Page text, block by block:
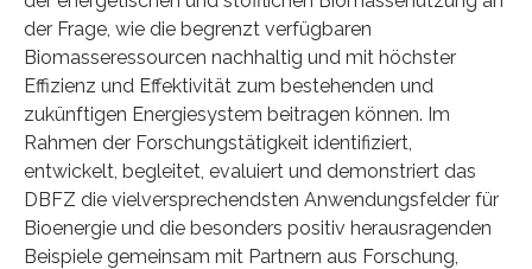
der Frage, wie die begrenzt verfügbaren
Biomasseressourcen nachhaltig und mit höchster
Effizienz und Effektivität zum bestehenden und
zukünftigen Energiesystem beitragen können. Im
Rahmen der Forschungstätigkeit identifiziert,
entwickelt, begleitet, evaluiert und demonstriert das
DBFZ die vielversprechendsten Anwendungsfelder für
Bioenergie und die besonders positiv herausragenden
Beispiele gemeinsam mit Partnern aus Forschung,